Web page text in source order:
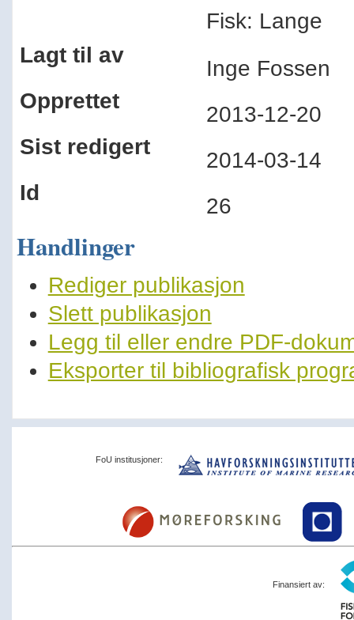
Fisk: Lange
Lagt til av
Inge Fossen
Opprettet
2013-12-20
Sist redigert
2014-03-14
Id
26
Handlinger
Rediger publikasjon
Slett publikasjon
Legg til eller endre PDF-
Eksporter til bibliografisk
FoU institusjoner:
Finansiert av: